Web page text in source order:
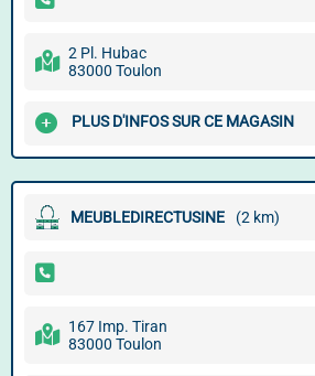
2 Pl. Hubac
83000 Toulon
PLUS D'INFOS SUR CE MAGASIN
MEUBLEDIRECTUSINE (2 km)
167 Imp. Tiran
83000 Toulon